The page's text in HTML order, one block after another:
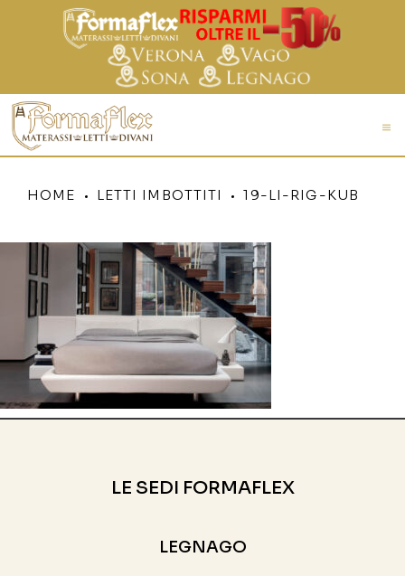
HOME LETTI IMBOTTITI 19-LI-RIG-KUB
LE SEDI FORMAFLEX
LEGNAGO